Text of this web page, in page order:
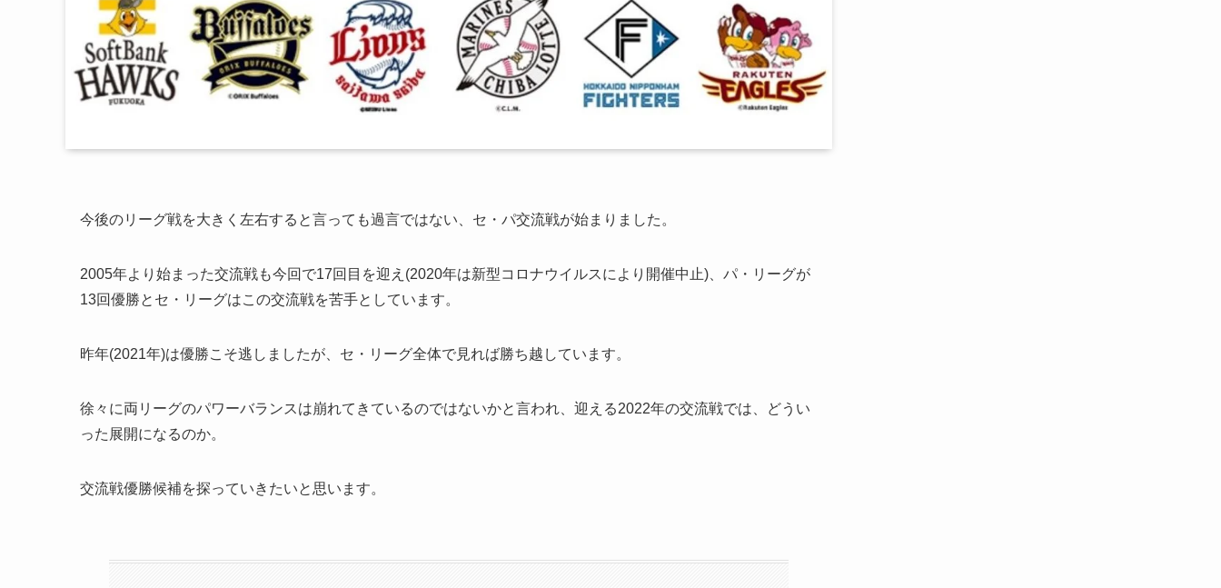
今後のリーグ戦を大きく左右すると言っても過言ではない、セ・パ交流戦が始まりました。
2005年より始まった交流戦も今回で17回目を迎え(2020年は新型コロナウイルスにより開催中止)、パ・リーグが
13回優勝とセ・リーグはこの交流戦を苦手としています。
昨年(2021年)は優勝こそ逃しましたが、セ・リーグ全体で見れば勝ち越しています。
徐々に両リーグのパワーバランスは崩れてきているのではないかと言われ、迎える2022年の交流戦では、どうい
った展開になるのか。
交流戦優勝候補を探っていきたいと思います。